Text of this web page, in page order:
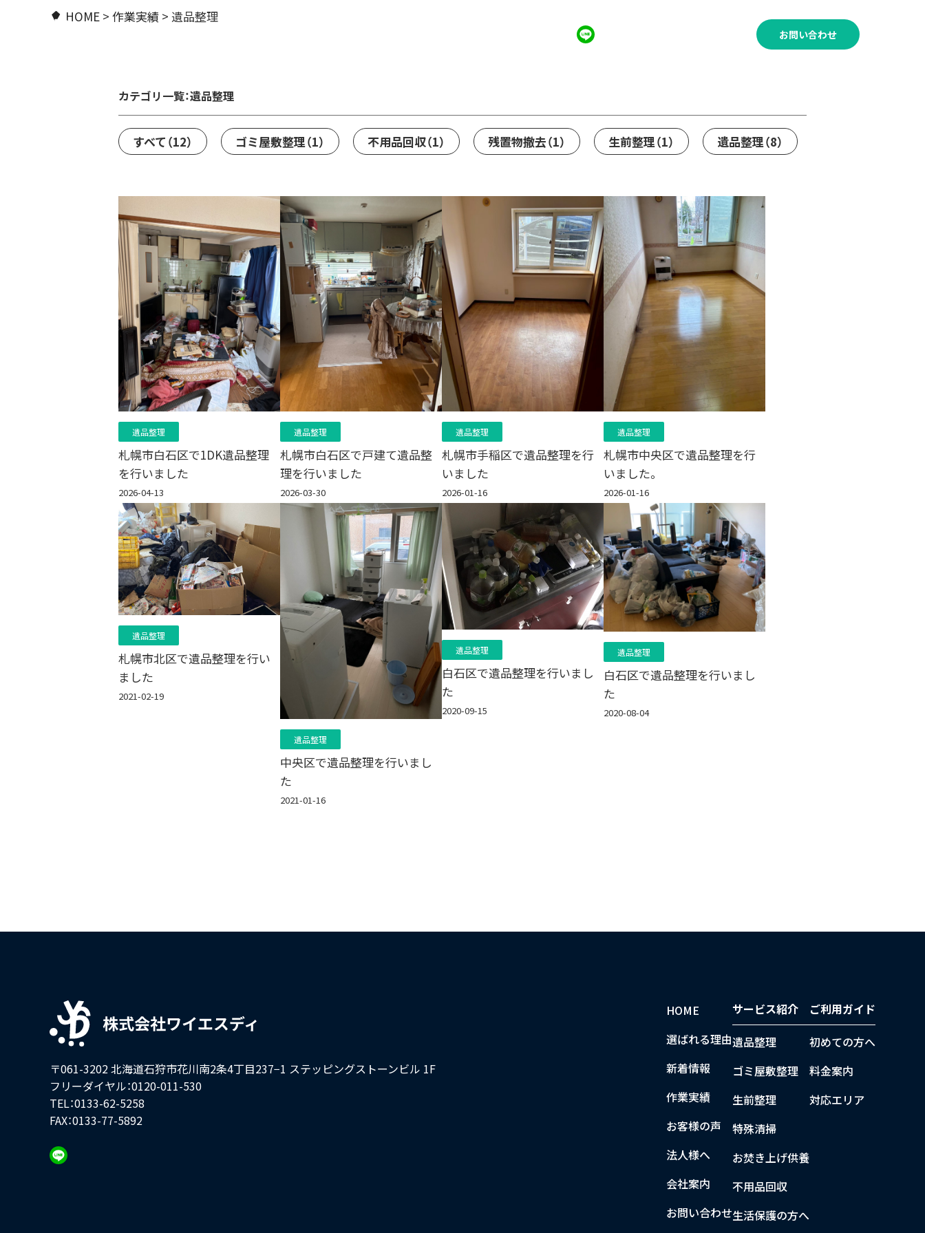
お問い合わせ
HOME > 作業実績 > 遺品整理
カテゴリ一覧：遺品整理
すべて （12） ゴミ屋敷整理（1） 不用品回収（1） 残置物撤去（1） 生前整理（1） 遺品整理（8）
遺品整理
札幌市白石区で1DK遺品整理
を行いました
2026-04-13
遺品整理
札幌市白石区で戸建て遺品整
理を行いました
2026-03-30
遺品整理
札幌市手稲区で遺品整理を行
いました
2026-01-16
遺品整理
札幌市中央区で遺品整理を行
いました。
2026-01-16
遺品整理
札幌市北区で遺品整理を行い
ました
2021-02-19
遺品整理
中央区で遺品整理を行いまし
た
2021-01-16
遺品整理
白石区で遺品整理を行いまし
た
2020-09-15
遺品整理
白石区で遺品整理を行いまし
た
2020-08-04
〒061-3202 北海道石狩市花川南2条4丁目237−1 ステッピングストーンビル 1F
フリーダイヤル：0120-011-530
TEL：0133-62-5258
FAX：0133-77-5892
HOME
選ばれる理由
新着情報
作業実績
お客様の声
法人様へ
会社案内
お問い合わせ
サービス紹介
遺品整理
ゴミ屋敷整理
生前整理
特殊清掃
お焚き上げ供養
不用品回収
生活保護の方へ
ご利用ガイド
初めての方へ
料金案内
対応エリア